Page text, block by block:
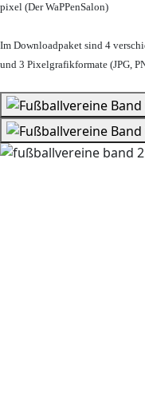
pixel (Der WaPPenSalon)
Im Downloadpaket sind 4
und 3 Pixelgrafikformate (JPG,